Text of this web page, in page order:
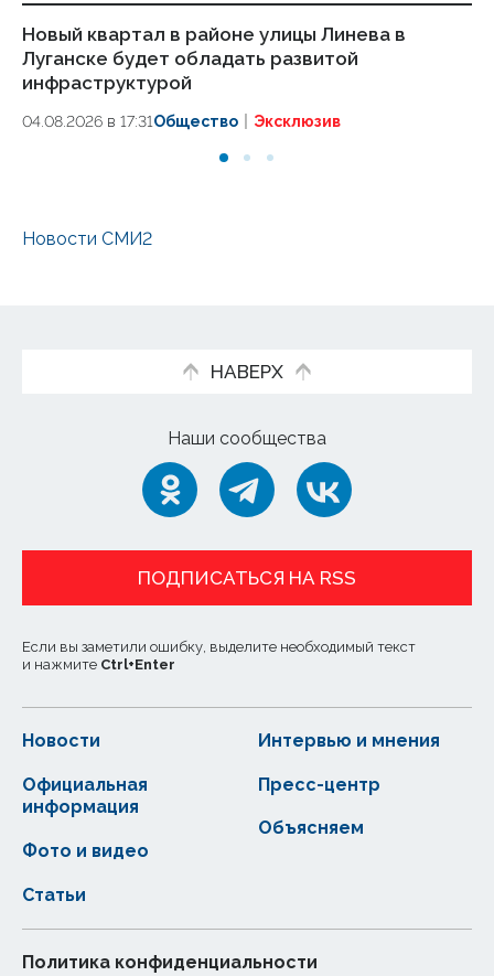
Новый квартал в районе улицы Линева в
Луганске будет обладать развитой
инфраструктурой
04.08.2026 в 17:31Общество Эксклюзив
Новости СМИ2
НАВЕРХ
Наши сообщества
ПОДПИСАТЬСЯ НА RSS
Если вы заметили ошибку, выделите необходимый текст
и нажмите Ctrl+Enter
Новости
Статьи
Официальная
информация
Интервью и мнения
Фото и видео
Пресс-центр
Объясняем
Политика конфиденциальности